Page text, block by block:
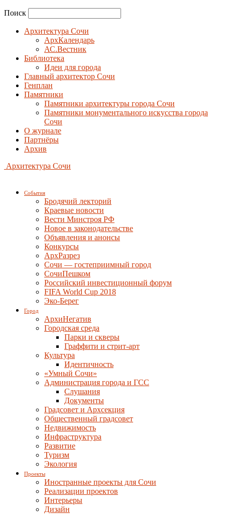
Поиск
Архитектура Сочи
АрхКалендарь
АС.Вестник
Библиотека
Идеи для города
Главный архитектор Сочи
Генплан
Памятники
Памятники архитектуры города Сочи
Памятники монументального искусства города
Сочи
О журнале
Партнёры
Архив
Архитектура Сочи
События
Бродячий лекторий
Краевые новости
Вести Минстроя РФ
Новое в законодательстве
Объявления и анонсы
Конкурсы
АрхРазрез
Сочи — гостеприимный город
СочиПешком
Российский инвестиционный форум
FIFA World Cup 2018
Эко-Берег
Город
АрхиНегатив
Городская среда
Парки и скверы
Граффити и стрит-арт
Культура
Идентичность
«Умный Сочи»
Администрация города и ГСС
Слушания
Документы
Градсовет и Архсекция
Общественный градсовет
Недвижимость
Инфраструктура
Развитие
Туризм
Экология
Проекты
Иностранные проекты для Сочи
Реализации проектов
Интерьеры
Дизайн